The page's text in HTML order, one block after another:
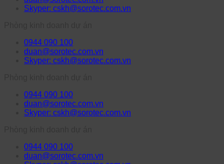
Skyper: cskh@sorotec.com.vn
0944 090 100
duan@sorotec.com.vn
Skyper: cskh@sorotec.com.vn
0944 090 100
duan@sorotec.com.vn
Skyper: cskh@sorotec.com.vn
0944 090 100
duan@sorotec.com.vn